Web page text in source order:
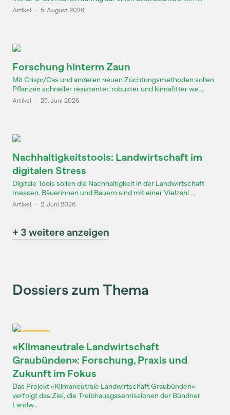
Artikel · 5. August 2026
Forschung hinterm Zaun
Mit Crispr/Cas und anderen neuen Züchtungsmethoden sollen
Pflanzen schneller resistenter, robuster und klimafitter we...
Artikel · 25. Juni 2026
Nachhaltigkeitstools: Landwirtschaft im
digitalen Stress
Digitale Tools sollen die Nachhaltigkeit in der Landwirtschaft
messen. Bäuerinnen und Bauern sind mit einer Vielzahl ...
Artikel · 2. Juni 2026
+ 3 weitere anzeigen
Dossiers zum Thema
«Klimaneutrale Landwirtschaft
Graubünden»: Forschung, Praxis und
Zukunft im Fokus
Das Projekt «Klimaneutrale Landwirtschaft Graubünden»
verfolgt das Ziel, die Treibhausgasemissionen der Bündner
Landw...